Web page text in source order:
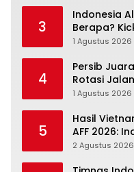
3
Indonesia
Berapa?
Nonton
1 Agustus 2026
4
Persib
Rotasi
Percaya
1 Agustus 2026
5
Hasil
AFF 2026:
Terbuka
2 Agustus 2026